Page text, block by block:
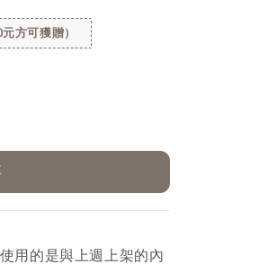
方可獲贈）
用的是與上週上架的內